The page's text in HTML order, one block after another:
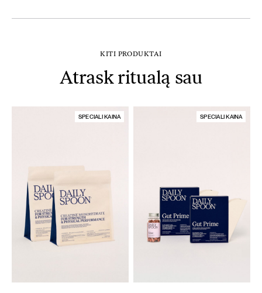
KITI PRODUKTAI
Atrask ritualą sau
SPECIALI KAINA SPECIALI KAINA